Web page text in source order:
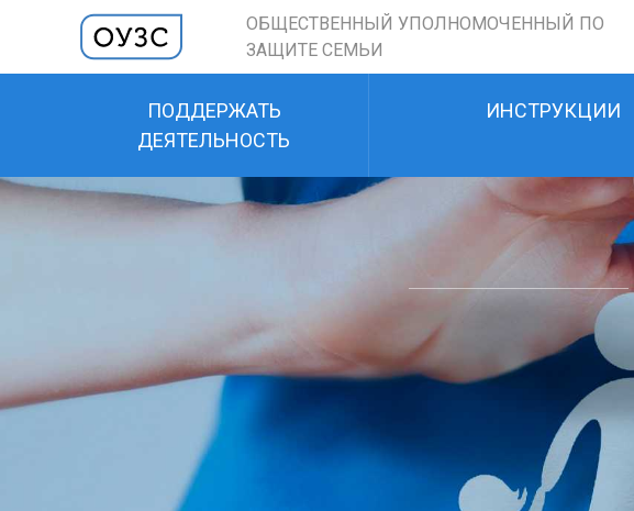
ОБЩЕСТВЕННЫЙ УПОЛНОМОЧЕННЫЙ ПО
ЗАЩИТЕ СЕМЬИ
ПОДДЕРЖАТЬ
ДЕЯТЕЛЬНОСТЬ
ИНСТРУКЦИИ